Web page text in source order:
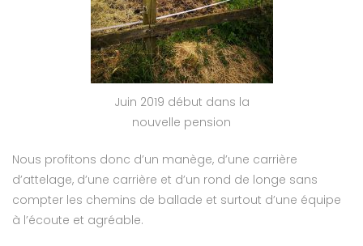
Juin 2019 début dans la
nouvelle pension
Nous profitons donc d’un manège, d’une carrière
d’attelage, d’une carrière et d’un rond de longe sans
compter les chemins de ballade et surtout d’une équipe
à l’écoute et agréable.